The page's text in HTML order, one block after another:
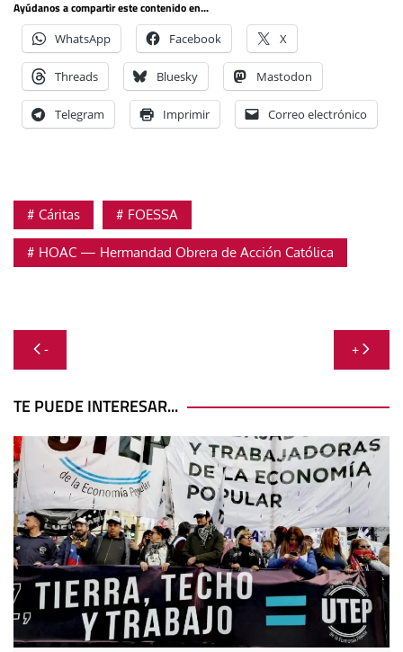
Ayúdanos a compartir este contenido en...
WhatsApp Facebook X
Threads Bluesky Mastodon
Telegram Imprimir Correo electrónico
Cáritas FOESSA
HOAC — Hermandad Obrera de Acción Católica
Navegación
de
entradas
- +
TE PUEDE INTERESAR...